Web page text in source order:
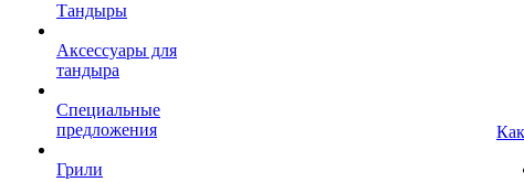
Тандыры
Аксессуары для
тандыра
Специальные
предложения
Грили